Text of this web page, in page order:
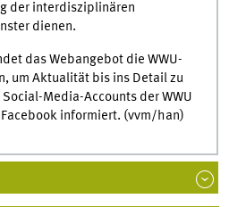
der interdisziplinären
dienen.
das Webangebot die WWU-
um Aktualität bis ins Detail zu
Media-Accounts der WWU
informiert. (vvm/han)